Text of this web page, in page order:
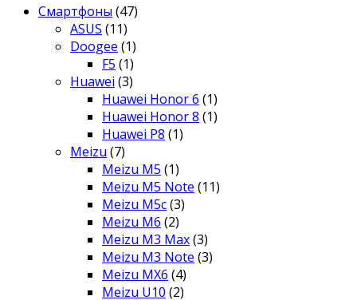
Смартфоны (47)
ASUS (11)
Doogee (1)
F5 (1)
Huawei (3)
Huawei Honor 6 (1)
Huawei Honor 8 (1)
Huawei P8 (1)
Meizu (7)
Meizu M5 (1)
Meizu M5 Note (11)
Meizu M5c(3)
Meizu M6 (2)
Meizu M3 Max(3)
Meizu M3 Note (3)
Meizu MX6 (4)
Meizu U10 (2)